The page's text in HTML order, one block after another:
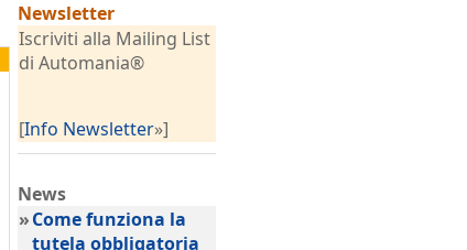
Newsletter
Iscriviti alla Mailing List
di Automania®
[Info Newsletter»]
News
»Come funziona la
tutela obbligatoria